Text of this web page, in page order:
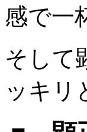
感で一
そして
ッキリ